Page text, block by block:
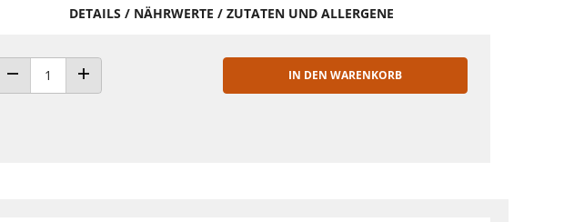
DETAILS / NÄHRWERTE / ZUTATEN UND ALLERGENE
ANZAHL VERRINGERNANZAHL ERHÖHEN
IN DEN WARENKORB